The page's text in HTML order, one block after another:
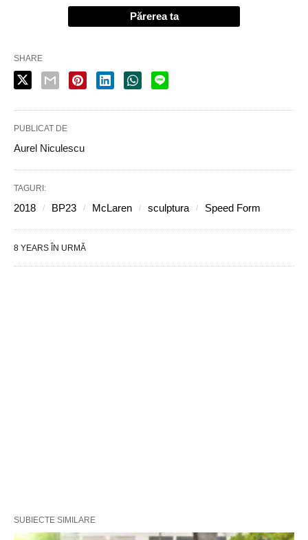
Părerea ta
SHARE
PUBLICAT DE
Aurel Niculescu
TAGURI:
2018 BP23 McLaren sculptura Speed Form
8 YEARS ÎN URMĂ
SUBIECTE SIMILARE